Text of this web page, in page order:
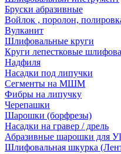
Бруски абразивные
Войлок , поролон,
Вулканит
Шлифовальные круги
Круги лепестковые
Надфиля
Насадки под липучки
Сегменты на МШМ
Фибры на липучку
Черепашки
Шарошки (борфрезы)
Насадки на гравер / дрель
Абразивные шарошки для
Шлифовальная шкурка